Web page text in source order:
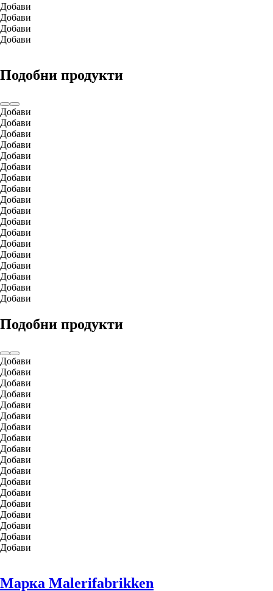
Добави
Добави
Добави
Добави
Подобни продукти
Добави
Добави
Добави
Добави
Добави
Добави
Добави
Добави
Добави
Добави
Добави
Добави
Добави
Добави
Добави
Добави
Добави
Добави
Подобни продукти
Добави
Добави
Добави
Добави
Добави
Добави
Добави
Добави
Добави
Добави
Добави
Добави
Добави
Добави
Добави
Добави
Добави
Добави
Марка Malerifabrikken